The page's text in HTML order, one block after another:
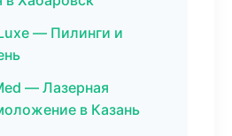
— Пилинги и
— Лазерная
в Казань